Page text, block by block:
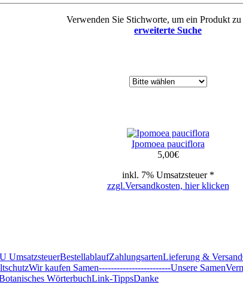
Verwenden Sie Stichworte, um ein Produkt
erweiterte Suche
Ipomoea pauciflora
5,00€
inkl. 7% Umsatzsteuer *
zzgl.Versandkosten, hier klicken
UmsatzsteuerBestellablaufZahlungsartenLieferung & Versand
Wir kaufen Samen------------------------Unsere Samen
WörterbuchLink-TippsDanke